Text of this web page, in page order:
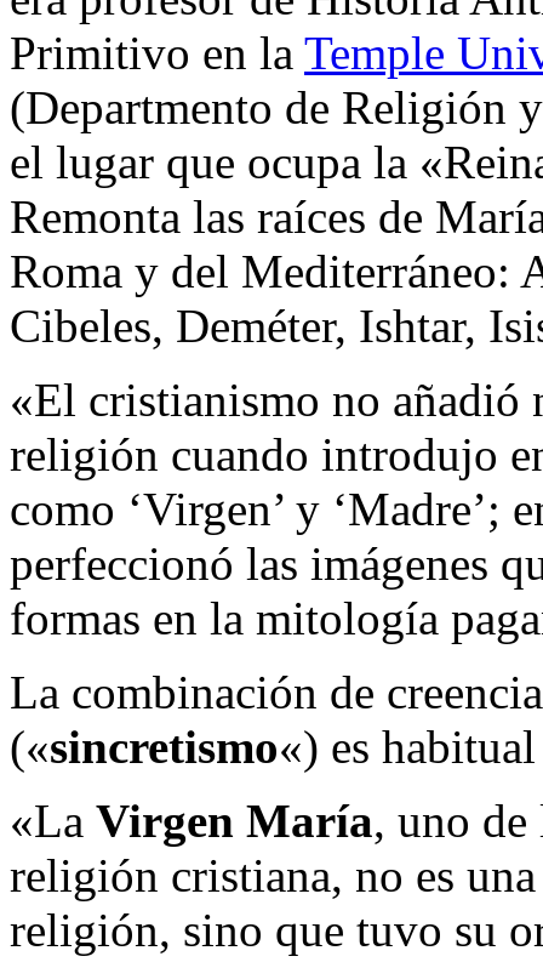
Primitivo en la Temple
(Departmento de Religión
el lugar que ocupa la
Remonta las raíces de
Roma y del Mediterráneo:
Cibeles, Deméter, Ishtar,
«El cristianismo no añadió
religión cuando introdujo
como ‘Virgen’ y ‘Madre’;
perfeccionó las imágenes
formas en la mitología
La combinación de
(«sincretismo«) es
«La Virgen María, uno
religión cristiana, no es
religión, sino que tuvo su